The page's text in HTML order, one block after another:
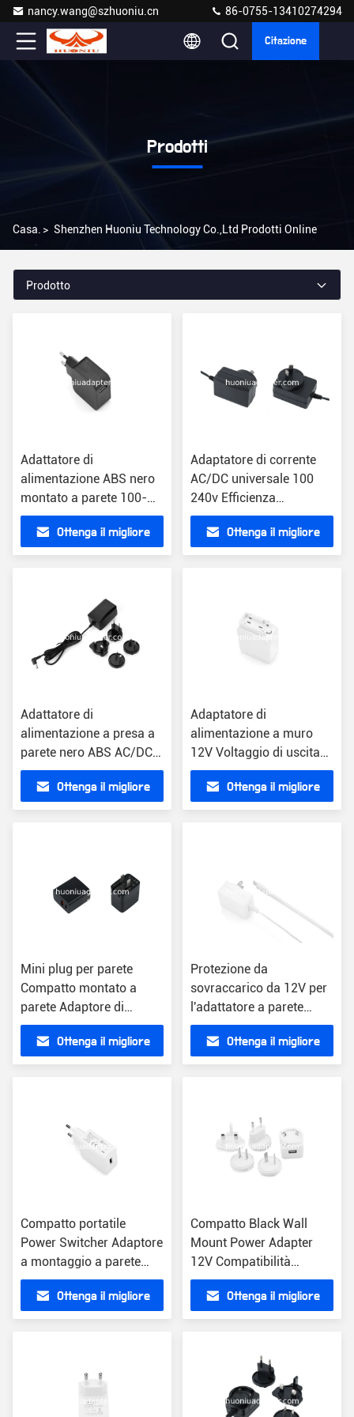
nancy.wang@szhuoniu.cn 86-0755-13410274294
Citazione
Prodotti
Casa. > Shenzhen Huoniu Technology Co.,Ltd Prodotti Online
Prodotto
Adattatore di
alimentazione ABS nero
montato a parete 100-
240V Voltaggio di
ingresso 1A Corrente di
uscita
Ottenga il migliore
Adaptatore di corrente
AC/DC universale 100
240v Efficienza
caricabatterie Black Wall
Plug
Ottenga il migliore
Adattatore di
alimentazione a presa a
parete nero ABS AC/DC
Converter US/EU/UK/AU
Input 100-240V
Ottenga il migliore
Adaptatore di
alimentazione a muro
12V Voltaggio di uscita
Modello compatto AC/DC
con corrente 1A
Ottenga il migliore
Mini plug per parete
Compatto montato a
parete Adaptore di
alimentazione US Plug
Piccolo interruttore
elettrico 1A uscita
Ottenga il migliore
Protezione da
sovraccarico da 12V per
l'adattatore a parete
compatto universale 1A
corrente di uscita
Ottenga il migliore
Compatto portatile
Power Switcher Adaptore
a montaggio a parete
Compatibilità universale
1A Over Voltage
Shutdown
Ottenga il migliore
Compatto Black Wall
Mount Power Adapter
12V Compatibilità
universale
USA/UE/UK/AU ABS
Ottenga il migliore